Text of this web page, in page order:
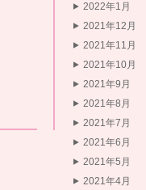
2022年1月
2021年12月
2021年11月
2021年10月
2021年9月
2021年8月
2021年7月
2021年6月
2021年5月
2021年4月